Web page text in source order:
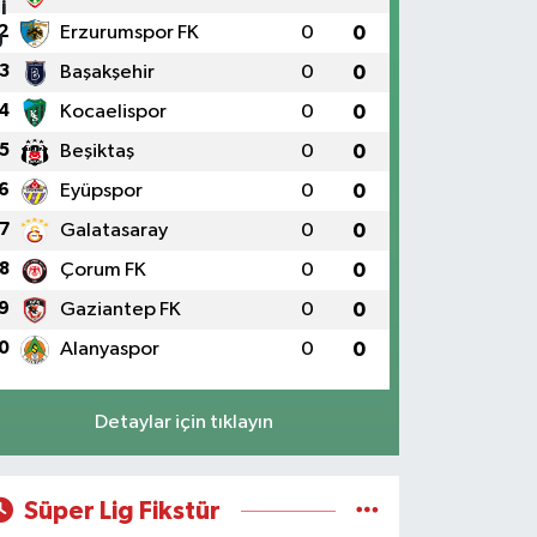
Selenyum Eczanesi
Mahallesi Alidede Sokak No:9,Z1 KOŞUYOLU
HASTANESİ OTOPARKI YANI, KOŞUYOLU
KÜNEFE YANI, KOŞUYOLU SUZUKİ KARŞISI
ÜZERİ
0 (216) 550 05 05
Sahne Eczanesi
0 (501) 100 74 63
Alper Eczanesi
Metro Atakent Eczanesi
Mahallesi Reşitpaşa Caddesi 73 D ATAKENT
Erzurumspor FK 0 0
3 Başakşehir 0 0
4 Kocaelispor 0 0
5 Beşiktaş 0 0
6 Eyüpspor 0 0
7 Galatasaray 0 0
8 Çorum FK 0 0
9 Gaziantep FK 0 0
Alanyaspor 0 0
Detaylar için tıklayın
Süper Lig Fikstür